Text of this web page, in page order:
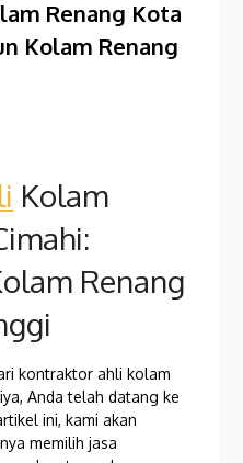
Renang Kota
Kolam Renang
Kolam
Renang
kontraktor ahli kolam
Anda telah datang ke
ini, kami akan
memilih jasa